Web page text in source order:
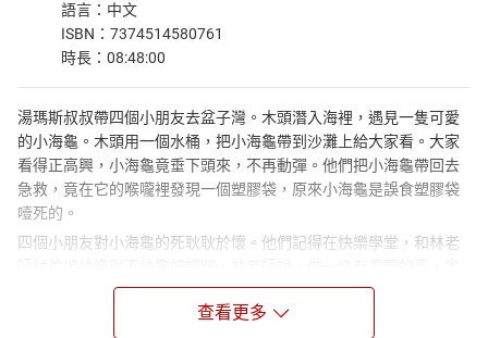
語言：中文
ISBN：7374514580761
時長：08:48:00
湯瑪斯叔叔帶四個小朋友去盆子灣。木頭潛入海裡，遇見一隻可愛
的小海龜。木頭用一個水桶，把小海龜帶到沙灘上給大家看。大家
看得正高興，小海龜竟垂下頭來，不再動彈。他們把小海龜帶回去
急救，竟在它的喉嚨裡發現一個塑膠袋，原來小海龜是誤食塑膠袋
噎死的。
四個小朋友對小海龜的死耿耿於懷。他們記得在快樂學堂，和林老
了責任，就會得到快樂。四個小朋友決定做一件有意義的事情，即
拯救鷯哥島附近的海龜。他們想盡辦法，不讓海龜再誤食塑膠袋。
查看更多